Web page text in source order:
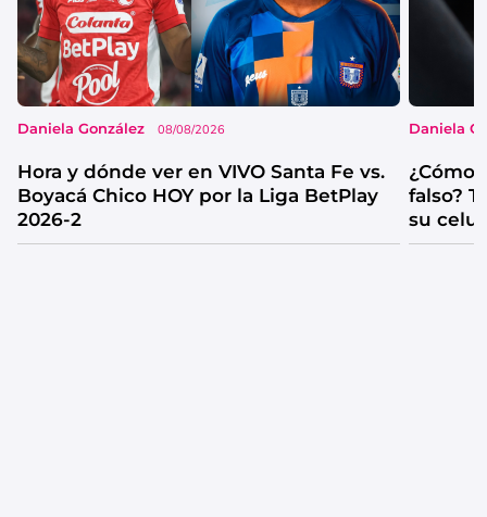
Daniela González 08/08/2026
Hora y dónde ver en VIVO Santa Fe vs.
Boyacá Chico HOY por la Liga BetPlay
2026-2
Daniela
¿Cómo
falso?
su